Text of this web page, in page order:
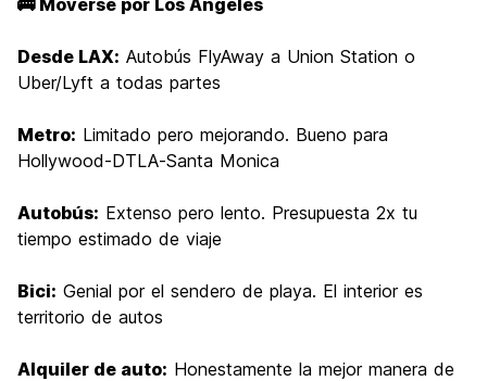
🚌 Moverse por Los Ángeles
Desde LAX: Autobús FlyAway a Union Station o
Uber/Lyft a todas partes
Metro: Limitado pero mejorando. Bueno para
Hollywood-DTLA-Santa Monica
Autobús: Extenso pero lento. Presupuesta 2x tu
tiempo estimado de viaje
Bici: Genial por el sendero de playa. El interior es
territorio de autos
Alquiler de auto: Honestamente la mejor manera de